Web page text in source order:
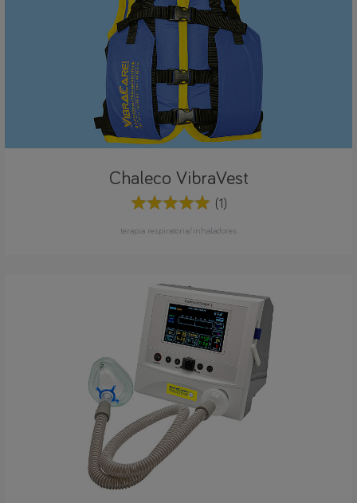
Chaleco VibraVest
(1)
terapia respiratoria/inhaladores